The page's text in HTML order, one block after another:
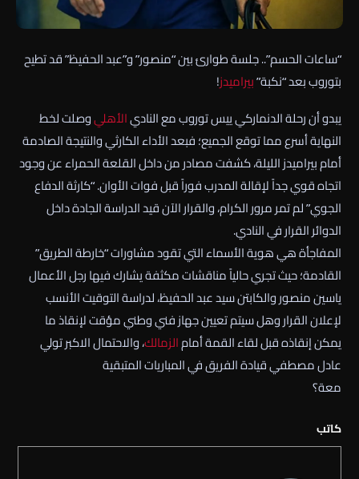
“ساعات الحسم”.. جلسة طوارئ بين “منصور” و”عبد الحفيظ” قد تطيح
بتوروب بعد “نكبة”بيراميدز!
يبدو أن رحلة الدنماركي ييس توروب مع الناديالأهليوصلت لخط
النهاية أسرع مما توقع الجميع؛ فبعد الأداء الكارثي والنتيجة الصادمة
أمام بيراميدز الليلة، كشفت مصادر من داخل القلعة الحمراء عن وجود
اتجاه قوي جداً لإقالة المدرب فوراً قبل فوات الأوان. “كارثة الدفاع
الجوي” لم تمر مرور الكرام، والقرار الآن قيد الدراسة الجادة داخل
الدوائر القرار في النادي.
المفاجأة هي هوية الأسماء التي تقود مشاورات “خارطة الطريق”
القادمة؛ حيث تجري حالياً مناقشات مكثفة يشارك فيها رجل الأعمال
ياسين منصور والكابتن سيد عبد الحفيظ، لدراسة التوقيت الأنسب
لإعلان القرار وهل سيتم تعيين جهاز فني وطني مؤقت لإنقاذ ما
يمكن إنقاذه قبل لقاء القمة أمامالزمالك، والاحتمال الاكبر تولي
عادل مصطفي قيادة الفريق في المباريات المتبقية
معة؟
كاتب